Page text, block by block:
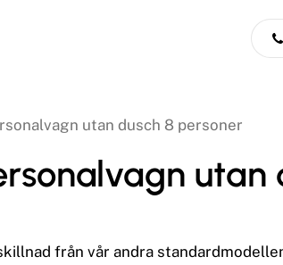
utan dusch 8 personer
utan
från vår andra